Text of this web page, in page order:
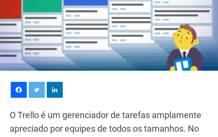
O Trello é um gerenciador de tarefas amplamente
apreciado por equipes de todos os tamanhos. No